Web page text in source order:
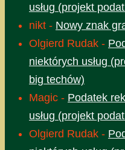
usług (projekt
nikt - Nowy znak
Olgierd Rudak -
niektórych usług
big techów)
Magic - Podatek
usług (projekt
Olgierd Rudak -